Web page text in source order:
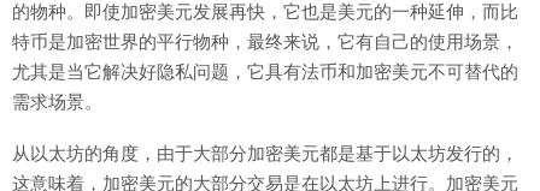
的物种。即使加密美元发展再快，它也是美元的一种延伸，而比
特币是加密世界的平行物种，最终来说，它有自己的使用场景，
尤其是当它解决好隐私问题，它具有法币和加密美元不可替代的
需求场景。
从以太坊的角度，由于大部分加密美元都是基于以太坊发行的，
这意味着，加密美元的大部分交易是在以太坊上进行。加密美元